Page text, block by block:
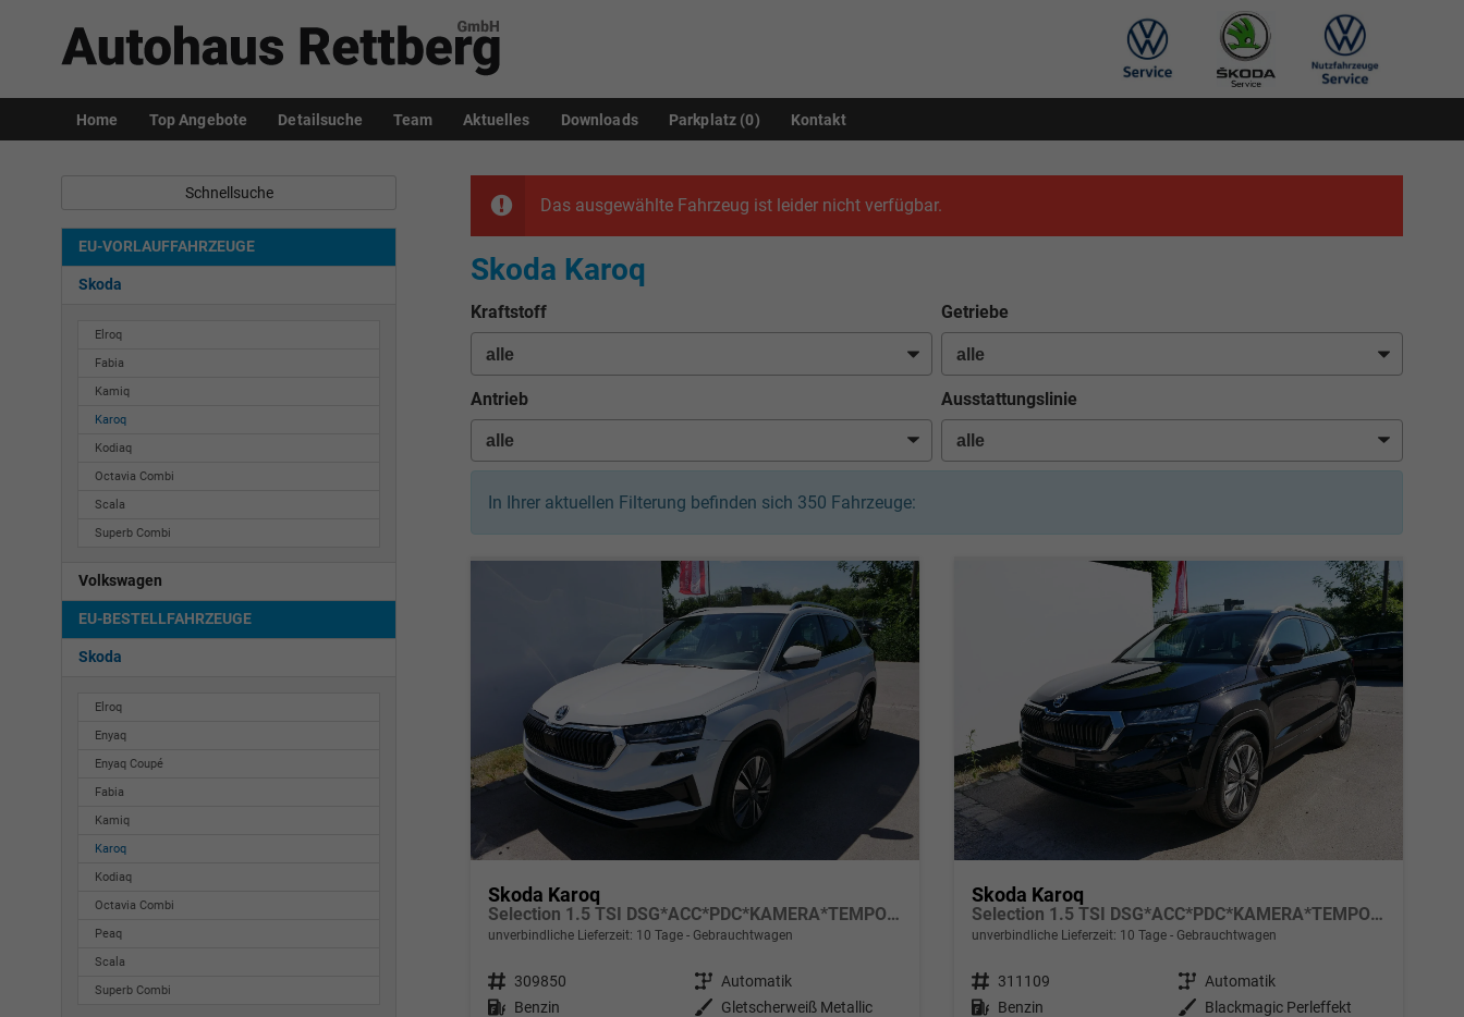
Home Top Angebote Detailsuche Team Aktuelles Downloads Parkplatz (0) Kontakt
Das ausgewählte Fahrzeug ist leider nicht verfügbar.
Skoda Karoq
Kraftstoff Getriebe
Antrieb Ausstattungslinie
In Ihrer aktuellen Filterung befinden sich 350 Fahrzeuge:
Skoda Karoq
Selection 1.5 TSI DSG*ACC*PDC*KAMERA*TEMPOMAT*LED*SMARTLINK*KLIMA*RADIO*17-ZOLL
unverbindliche Lieferzeit: 10 Tage Gebrauchtwagen
Fahrzeugnr. 309850 Getriebe Automatik
Kraftstoff Benzin Außenfarbe
Gletscherweiß Metallic
Skoda Karoq
Selection 1.5 TSI DSG*ACC*PDC*KAMERA*TEMPOMAT*LED*SMARTLINK*KLIMA*RADIO*17-ZOLL
unverbindliche Lieferzeit: 10 Tage Gebrauchtwagen
Fahrzeugnr. 311109 Getriebe Automatik
Kraftstoff Benzin Außenfarbe
Blackmagic Perleffekt
Schnellsuche
EU-VORLAUFFAHRZEUGE
Skoda
Elroq
Fabia
Kamiq
Karoq
Kodiaq
Octavia Combi
Scala
Superb Combi
Volkswagen
EU-BESTELLFAHRZEUGE
Skoda
Elroq
Enyaq
Enyaq Coupé
Fabia
Kamiq
Karoq
Kodiaq
Octavia Combi
Peaq
Scala
Superb Combi